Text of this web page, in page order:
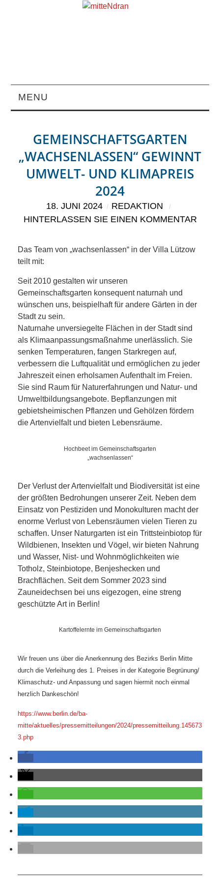
MENU
MAGAZIN
ÜBER UNS
KIEK MA! /
MEINUNG
KIEZ
GEWERBE
UND
GASTRONOMIE
KINDER,
HERANWACHSENDE,
SCHULE
UND
KULTUR
IN
EIGENER
SACHE
RAUM UND
VERKEHR
BAUEN
UND
WOHNEN
SPORT
UND
FREIZEIT
GEMEINSCHAFTSGARTEN
„WACHSENLASSEN“ GEWINNT
UMWELT- UND KLIMAPREIS
2024
18. JUNI 2024
REDAKTION
HINTERLASSEN SIE EINEN KOMMENTAR
Das Team von „wachsenlassen“ in der Villa Lützow
teilt mit:
Seit 2010 gestalten wir unseren
Gemeinschaftsgarten konsequent naturnah und
wünschen uns, beispielhaft für andere Gärten in der
Stadt zu sein.
Naturnahe unversiegelte Flächen in der Stadt sind
als Klimaanpassungsmaßnahme unerlässlich. Sie
senken Temperaturen, fangen Starkregen auf,
verbessern die Luftqualität und ermöglichen zu jeder
Jahreszeit einen erholsamen Aufenthalt im Freien.
Sie sind Raum für Naturerfahrungen und Natur- und
Umweltbildungsangebote. Bepflanzungen mit
gebietsheimischen Pflanzen und Gehölzen fördern
die Artenvielfalt und bieten Lebensräume.
Hochbeet im Gemeinschaftsgarten
„wachsenlassen“
Der Verlust der Artenvielfalt und Biodiversität ist eine
der größten Bedrohungen unserer Zeit. Neben dem
Einsatz von Pestiziden und Monokulturen macht der
enorme Verlust von Lebensräumen vielen Tieren zu
schaffen. Unser Naturgarten ist ein Trittsteinbiotop für
Wildbienen, Insekten und Vögel, wir bieten Nahrung
und Wasser, Nist- und Wohnmöglichkeiten wie
Totholz, Steinbiotope, Benjeshecken und
Brachflächen. Seit dem Sommer 2023 sind
Zauneidechsen bei uns eigezogen, eine streng
geschützte Art in Berlin!
Kartoffelernte im Gemeinschaftsgarten
Wir freuen uns über die Anerkennung des Bezirks Berlin Mitte
durch die Verleihung des 1. Preises in der Kategorie Begrünung/
Klimaschutz- und Anpassung und sagen hiermit noch einmal
herzlich Dankeschön!
https://www.berlin.de/ba-
mitte/aktuelles/pressemitteilungen/2024/pressemitteilung.145673
3.php